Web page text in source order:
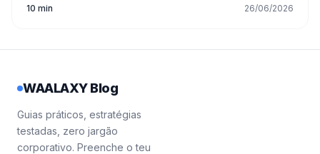
10 min 26/06/2026
WAALAXY Blog
Guias práticos, estratégias
testadas, zero jargão
corporativo. Preenche o teu